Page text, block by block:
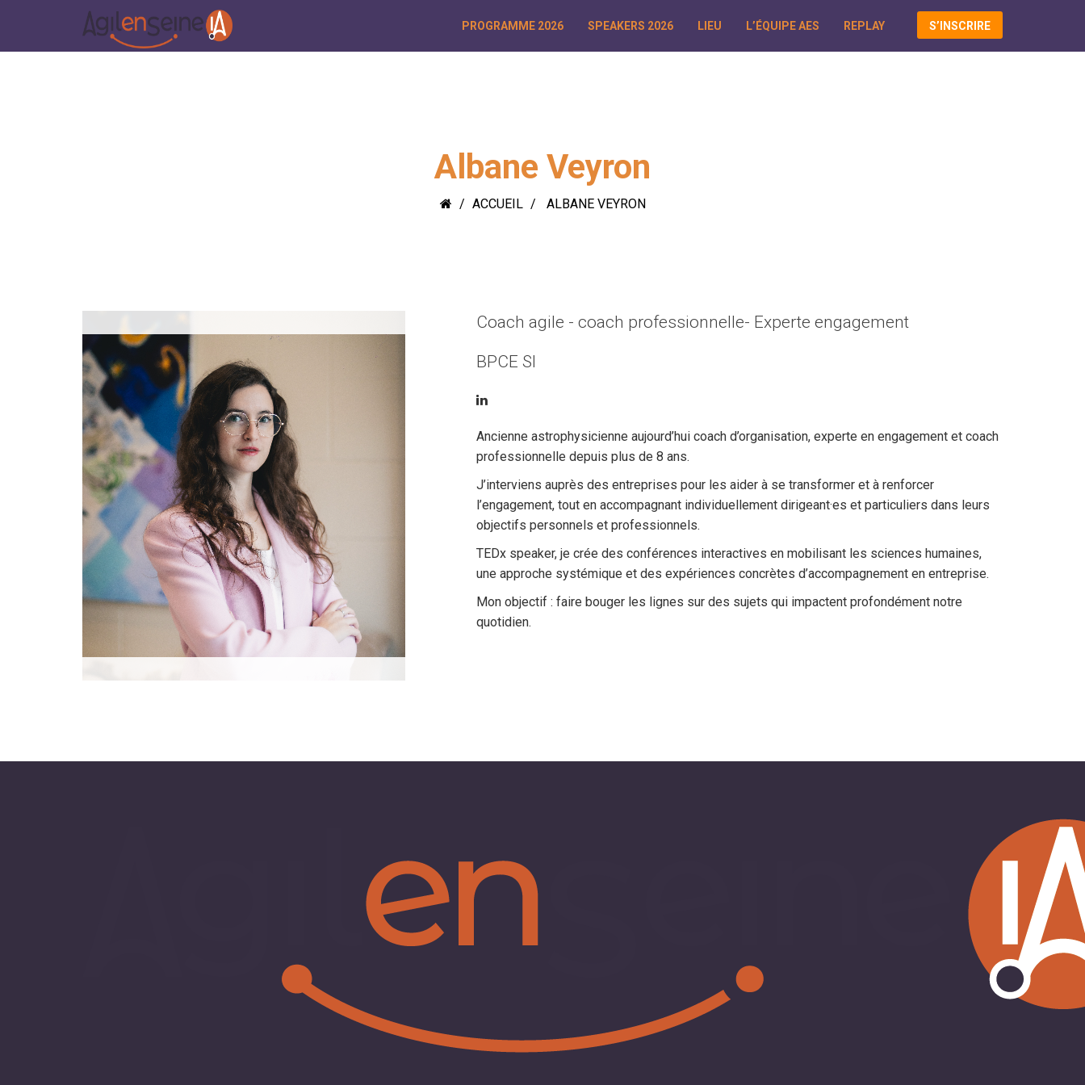
PROGRAMME 2026 SPEAKERS 2026 LIEU L’ÉQUIPE AES REPLAY S’INSCRIRE
Albane Veyron
ACCUEIL ALBANE VEYRON
Coach agile - coach professionnelle- Experte engagement
BPCE SI
Ancienne astrophysicienne aujourd’hui coach d’organisation, experte en engagement et coach
professionnelle depuis plus de 8 ans.
J’interviens auprès des entreprises pour les aider à se transformer et à renforcer
l’engagement, tout en accompagnant individuellement dirigeant·es et particuliers dans leurs
objectifs personnels et professionnels.
TEDx speaker, je crée des conférences interactives en mobilisant les sciences humaines,
une approche systémique et des expériences concrètes d’accompagnement en entreprise.
Mon objectif : faire bouger les lignes sur des sujets qui impactent profondément notre
quotidien.